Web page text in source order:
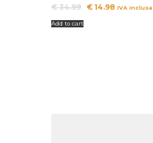
€34.99 Il
€ 14.98 IlIVA inclusa
Add to cart